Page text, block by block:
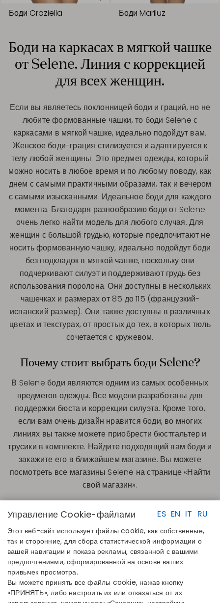
Боди Graziella Боди Mariluz
Боди на каркасах в мягкой чашке
от Selene. Линия с коррекцией
для всех женщин.
Если вы являетесь поклонницей боди и граций, но не
любите формованные чашки, то боди Selene с
каркасами в мягкой чашке, идеально подойдут вам.
Женское боди-грация стилизуется и адаптируется к
телу любой женщины. Это предмет одежды, который
можно носить в любое время и по любому поводу, как
днем с самыми практичными образами, так и вечером
с самыми изысканными. Идеальное боди для каждого
момента. Благодаря разнообразию боди от Selene
очень легко найти модель для любого случая. Для
женщин с большой грудью, которые предпочитают не
носить формованную чашку, идеально подойдут боди
без подкладок в мягкой чашке, поскольку они
подчеркивают силуэт и поддерживают грудь без
использования поролона. Они доступны в нескольких
чашечках и размерах от 85 до 115 (французкий-
испанский размер). Они также доступны в различных
цветах и текстурах, от простых до тех, в которых тюль
сочетается с кружевом.
Почему стоит выбрать боди Selene?
В Selene боди являются одним из самых особенных
предметов одежды. Все модели разработаны для
поддержки бюста и коррекции силуэта. Кроме того,
если вам очень дизайн нравится боди, во многих
линиях вы также можете приобрести бюстгальтер и
трусики в комплекте. Найдите подходящий вам боди и
закажите его в ближайшем магазине. Вы можете
посмотреть все магазины Selene на странице «Найти
свой магазин».
ES EN IT RU
Управление Cookie-файлами
Этот веб-сайт использует файлы cookie, как собственные,
так и сторонние, для сбора статистической информации о
вашей навигации и показа рекламы, связанной с вашими
предпочтениями, сформированной на основе ваших
привычек просмотра.
Вы можете принять все файлы cookie, нажав кнопку
«ПРИНЯТЬ», либо настроить их или отказаться от их
БЫСТРЫЕ ССЫЛКИ
Определите свой размер
Найдите свой магазин
Присоединяйтесь к каталогу
КОНТАКТЫ
+34 948 14 58 90
disintex@disintex.es